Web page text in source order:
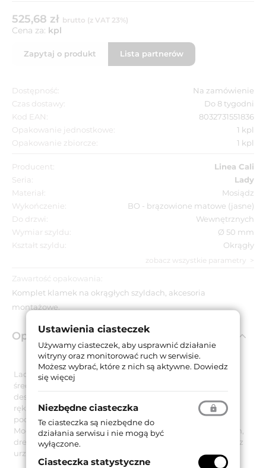
525,68 zł brutto (z VAT 23%)
Cena za: kpl
Zapytaj o produkt Lista partnerów
Dostępność:
Na zamówienie
Czas dostawy:
Do 8 tygodni
Kod EAN:
8032731551836
Opakowanie jednostkowe:
1 kpl
Opakowanie zbiorcze:
1 kpl
Producent:
Linea Cali
Seria:
Lady
Materiał:
Mosiądz
Wykończenie:
BO - brązowione matowe (jasne)
Do drzwi:
Wewnętrznych
Wymiar szyldu:
Ø 50 mm
Kształt szyldu:
Okrągły
zobacz wszystkie parametry
Zawartość opakowania:
Komplet klamek na okrągłych szyldach, akcesoria
montażowe.
Opis produktu
Lady to niezwykle stylowa klamka na okrągłym szyldzie o
średnicy Ø50 mm. Charakterystycznym elementem jej
designu są łagodne, lekko falujące linie. Dodatkowo na
rękojeści wygrawerowane są gustowne ornamenty,
podkreślające prestiżowy i luksusowy charakter klamki.
Model Lady to znakomity dodatek do każdych eleganckich,
drewnianych drzwi, idealnie pasujący do wszystkich wnętrz
urządzonych w stylu vintage.
Ustawienia ciasteczek
Używamy ciasteczek, aby usprawnić działanie
witryny oraz monitorować ruch w serwisie.
Możesz wybrać, które z nich są aktywne. Dowiedz
się więcej
Niezbędne ciasteczka
Te ciasteczka są niezbędne do
działania serwisu i nie mogą być
wyłączone.
Ciasteczka statystyczne